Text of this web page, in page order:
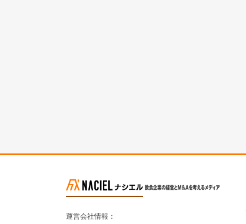
運営会社情報：